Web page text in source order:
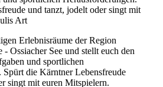
Erlebnisräume der Region
- Ossiacher See und stellt euch den
und sportlichen
Spürt die Kärntner Lebensfreude
singt mit euren Mitspielern.